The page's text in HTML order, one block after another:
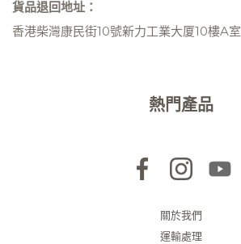
貨品退回地址：
香港柴灣康民街10號新力工業大厦10樓A室
熱門產品
關於我們
運輸處理